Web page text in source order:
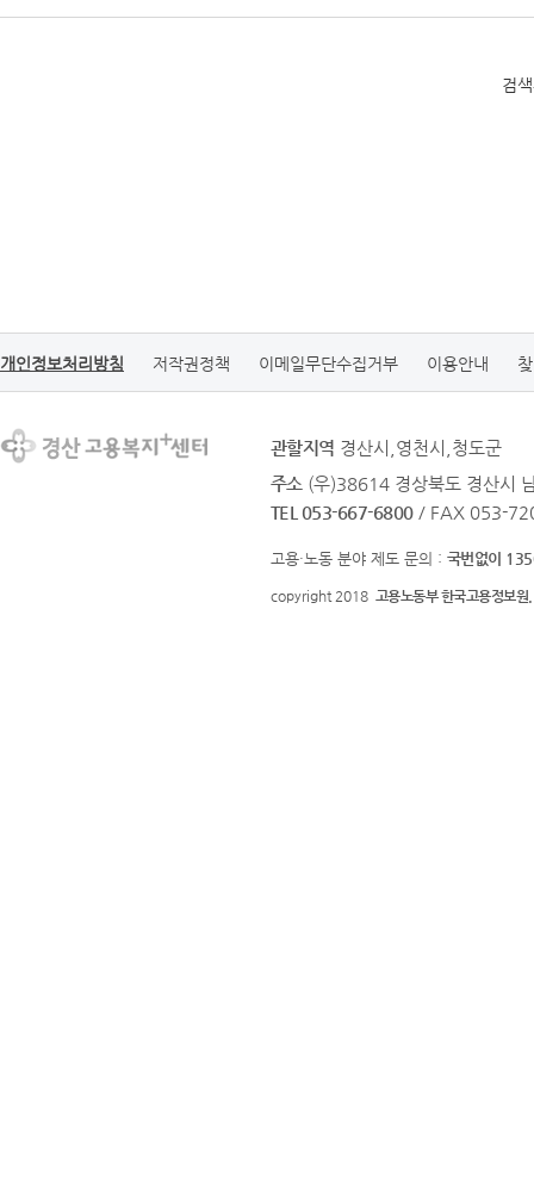
검
개인정보처리방침 저작권정책 이메일무단수집거부 이용안내
관할지역 경산시,영천시,청도군
주소 (우)38614 경상북도 경산시
TEL 053-667-6800 / FAX 053-
고용·노동 분야 제도 문의 : 국번없이
copyright 2018 고용노동부 한국고용정보원.